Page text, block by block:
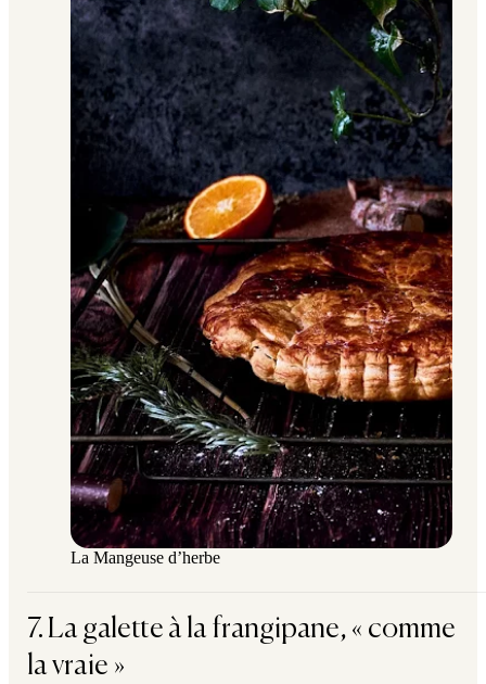
La Mangeuse d’herbe
7. La galette à la frangipane, « comme
la vraie »